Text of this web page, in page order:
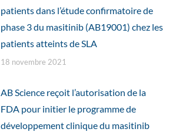
patients dans l’étude confirmatoire de
phase 3 du masitinib (AB19001) chez les
patients atteints de SLA
18 novembre 2021
AB Science reçoit l’autorisation de la
FDA pour initier le programme de
développement clinique du masitinib